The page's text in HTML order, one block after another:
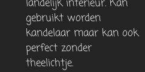
landelijk interieur. Kan
gebruikt worden
kandelaar maar kan ook
perfect zonder
theelichtje.